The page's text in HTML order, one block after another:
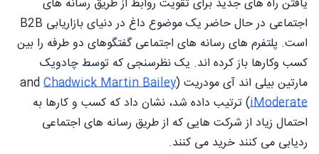
یافتن راه های جدید برای تقویت روابط از طریق رسانه های
اجتماعی در حال حاضر یک موضوع داغ در دنیای بازاریابی B2B
است. پلتفرم های رسانه های اجتماعی گفتگوهای دو طرفه را بین
کسب وکارها باز کرده اند. یک نظرسنجی که توسط چادویک
مارتین بیلی اند آی مودریت (Chadwick Martin Bailey
iModerate) ترتیب داده شد، نشان داد که کسب و کارها به
احتمال زیاد از شرکت هایی که از طریق رسانه های اجتماعی
ردیابی می کنند خرید می کنند.